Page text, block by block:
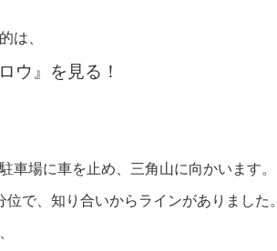
は、
ウ』を見る！
車場に車を止め、三角山に向かいます。
位で、知り合いからラインがありました